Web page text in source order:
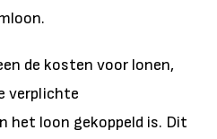
de kosten voor lonen,
verplichte
het loon gekoppeld is. Dit